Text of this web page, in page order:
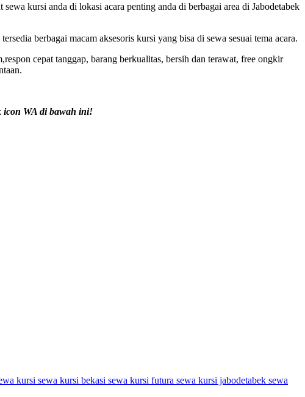
kursi anda di lokasi acara penting anda di berbagai area di Jabodetabek
berbagai macam aksesoris kursi yang bisa di sewa sesuai tema acara.
cepat tanggap, barang berkualitas, bersih dan terawat, free ongkir
icon WA di bawah ini!
kursi sewa kursi bekasi sewa kursi futura sewa kursi jabodetabek sewa